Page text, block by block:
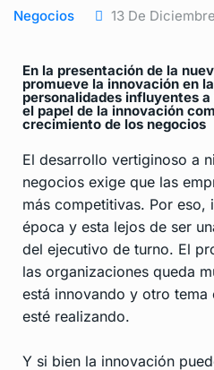
Negocios 13 De
En la presentación de la
promueve la innovación en
personalidades influyentes
el papel de la innovación
crecimiento de los negocios
El desarrollo vertiginoso a
negocios exige que las
más competitivas. Por eso,
época y esta lejos de ser
del ejecutivo de turno. El
las organizaciones queda
está innovando y otro tema
esté realizando.
Y si bien la innovación